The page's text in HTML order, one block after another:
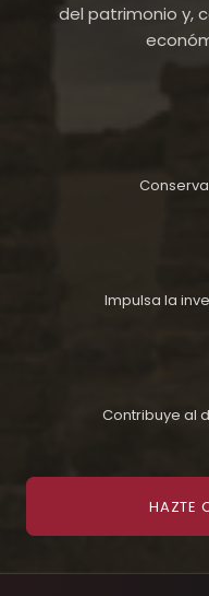
del patrimonio y,
Impulsa la
Contribuye al
HAZTE